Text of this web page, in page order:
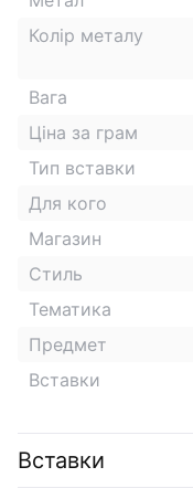
Колір металу
Вага
Ціна за грам
Тип вставки
Для кого
Магазин
Стиль
Тематика
Предмет
Вставки
Вставки